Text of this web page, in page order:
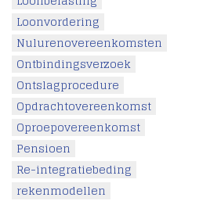
Loonvordering
Nulurenovereenkomsten
Ontbindingsverzoek
Ontslagprocedure
Opdrachtovereenkomst
Oproepovereenkomst
Pensioen
Re-integratiebeding
rekenmodellen